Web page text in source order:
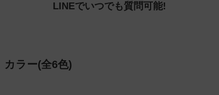
LINEでいつでも質問可能!
カラー(全6色)